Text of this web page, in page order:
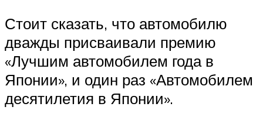
Стоит сказать, что автомобилю
дважды присваивали премию
«Лучшим автомобилем года в
Японии», и один раз «Автомобилем
десятилетия в Японии».